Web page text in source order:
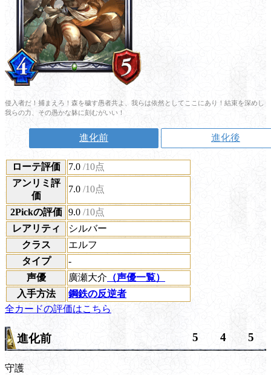
侵入者だ！捕まえろ！森を穢す愚者共よ、我らは依然としてここにあり！結束を深めし
我らの力、その愚かな躰に刻むがいい！
進化前 進化後
ローテ評価 7.0 /10点
アンリミ評
価
7.0 /10点
2Pickの評価 9.0 /10点
レアリティ
シルバー
クラス
エルフ
タイプ
-
声優
廣瀬大介 （声優一覧）
入手方法
鋼鉄の反逆者
全カードの評価はこちら
進化前 5 4 5
守護